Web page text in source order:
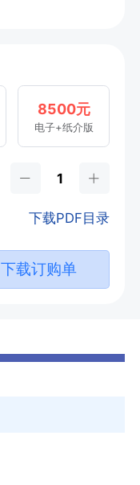
8500元
电子+纸介版
下载PDF目录
下载订购单